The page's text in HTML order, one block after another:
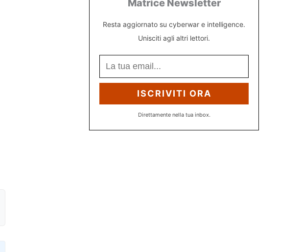
Matrice Newsletter
Resta aggiornato su cyberwar e intelligence.
Unisciti agli altri lettori.
ISCRIVITI ORA
Direttamente nella tua inbox.